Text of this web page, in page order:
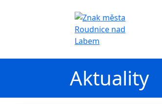
Aktuality